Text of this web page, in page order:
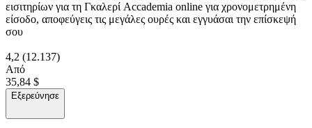
εισιτηρίων για τη Γκαλερί Accademia online για χρονομετρημένη
είσοδο, αποφεύγεις τις μεγάλες ουρές και εγγυάσαι την επίσκεψή
σου
4,2 (12.137)
Από
35,84 $
Εξερεύνησε